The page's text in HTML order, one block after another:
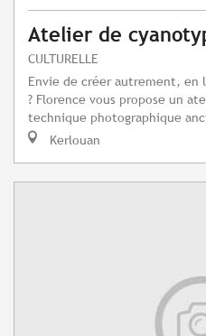
Atelier de
CULTURELLE
Envie de créer autrement, en
? Florence vous propose un
technique photographique
Kerlouan